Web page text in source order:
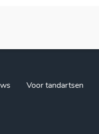
Voor tandartsen